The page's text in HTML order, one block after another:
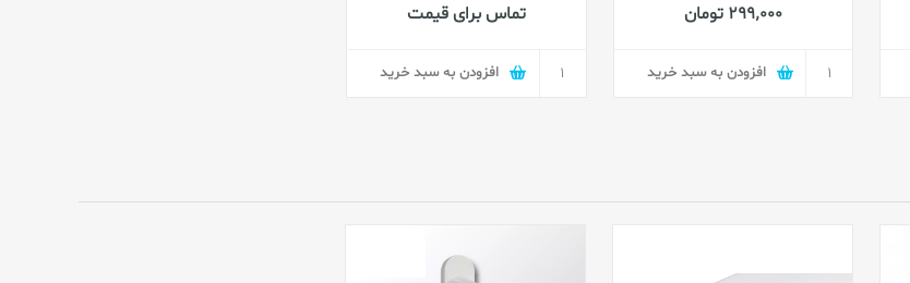
299٬000 تومان
افزودن به سبد خرید
تماس برای قیمت
افزودن به سبد خرید